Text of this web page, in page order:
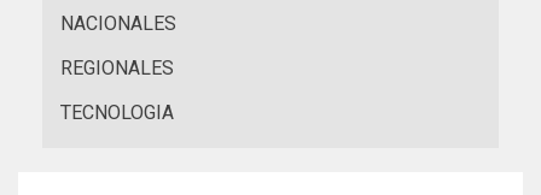
NACIONALES
REGIONALES
TECNOLOGIA